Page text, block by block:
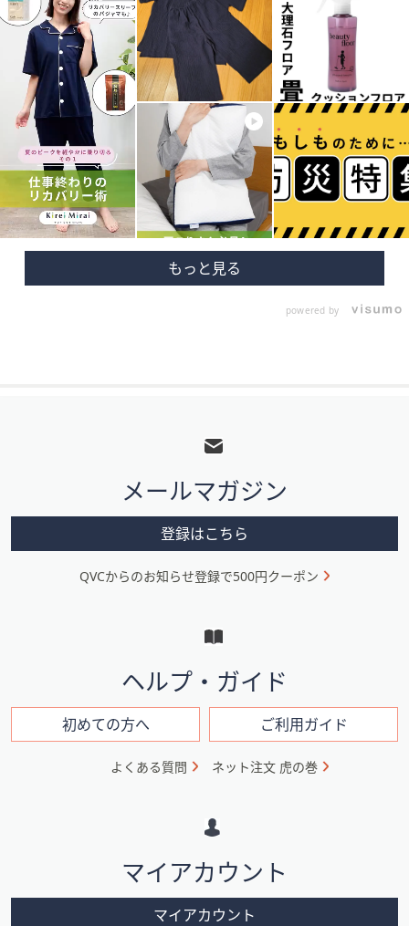
powered by
メ
ニ
ン
ン
メールマガジン
登録はこちら
QVCからのお知らせ登録で500円クーポン
ヘルプ・ガイド
初めての方へ ご利用ガイド
よくある質問 ネット注文 虎の巻
マイアカウント
マイアカウント